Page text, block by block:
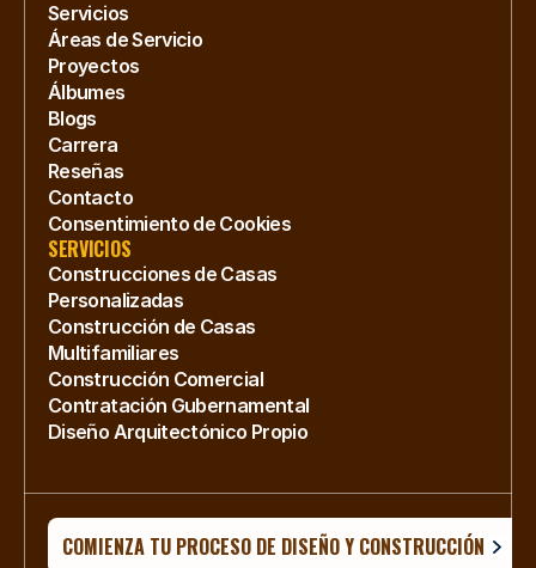
Servicios
Áreas de Servicio
Proyectos
Álbumes
Blogs
Carrera
Reseñas
Contacto
Consentimiento de Cookies
SERVICIOS
Construcciones de Casas
Personalizadas
Construcción de Casas
Multifamiliares
Construcción Comercial
Contratación Gubernamental
Diseño Arquitectónico Propio
COMIENZA TU PROCESO DE DISEÑO Y CONSTRUCCIÓN